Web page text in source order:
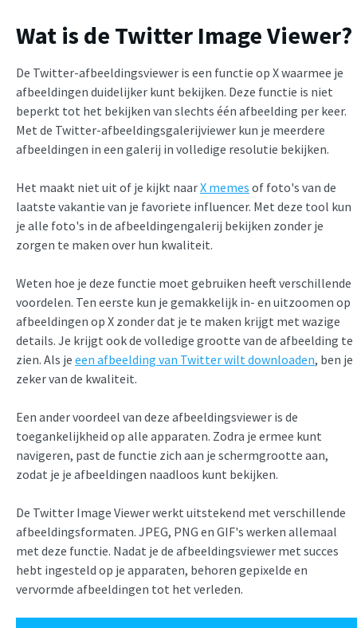
Wat is de Twitter Image Viewer?
De Twitter-afbeeldingsviewer is een functie op X waarmee je
afbeeldingen duidelijker kunt bekijken. Deze functie is niet
beperkt tot het bekijken van slechts één afbeelding per keer.
Met de Twitter-afbeeldingsgalerijviewer kun je meerdere
afbeeldingen in een galerij in volledige resolutie bekijken.
Het maakt niet uit of je kijkt naarX memes of foto's van de
laatste vakantie van je favoriete influencer. Met deze tool kun
je alle foto's in de afbeeldingengalerij bekijken zonder je
zorgen te maken over hun kwaliteit.
Weten hoe je deze functie moet gebruiken heeft verschillende
voordelen. Ten eerste kun je gemakkelijk in- en uitzoomen op
afbeeldingen op X zonder dat je te maken krijgt met wazige
details. Je krijgt ook de volledige grootte van de afbeelding te
zien. Als je een afbeelding van Twitter wilt downloaden, ben je
zeker van de kwaliteit.
Een ander voordeel van deze afbeeldingsviewer is de
toegankelijkheid op alle apparaten. Zodra je ermee kunt
navigeren, past de functie zich aan je schermgrootte aan,
zodat je je afbeeldingen naadloos kunt bekijken.
De Twitter Image Viewer werkt uitstekend met verschillende
afbeeldingsformaten. JPEG, PNG en GIF's werken allemaal
met deze functie. Nadat je de afbeeldingsviewer met succes
hebt ingesteld op je apparaten, behoren gepixelde en
vervormde afbeeldingen tot het verleden.